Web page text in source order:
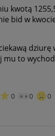
kwotą
bid w
to
0 0 0